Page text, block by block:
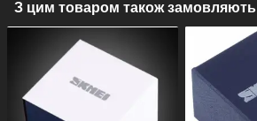
З цим товаром також замовляють